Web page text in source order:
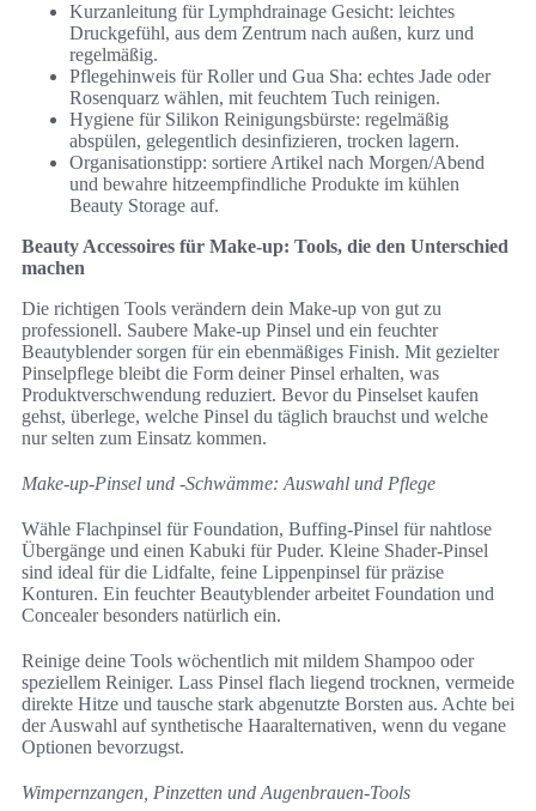
Kurzanleitung für Lymphdrainage Gesicht: leichtes
Druckgefühl, aus dem Zentrum nach außen, kurz und
regelmäßig.
Pflegehinweis für Roller und Gua Sha: echtes Jade oder
Rosenquarz wählen, mit feuchtem Tuch reinigen.
Hygiene für Silikon Reinigungsbürste: regelmäßig
abspülen, gelegentlich desinfizieren, trocken lagern.
Organisationstipp: sortiere Artikel nach Morgen/Abend
und bewahre hitzeempfindliche Produkte im kühlen
Beauty Storage auf.
Beauty Accessoires für Make-up: Tools, die den Unterschied
machen
Die richtigen Tools verändern dein Make-up von gut zu
professionell. Saubere Make-up Pinsel und ein feuchter
Beautyblender sorgen für ein ebenmäßiges Finish. Mit gezielter
Pinselpflege bleibt die Form deiner Pinsel erhalten, was
Produktverschwendung reduziert. Bevor du Pinselset kaufen
gehst, überlege, welche Pinsel du täglich brauchst und welche
nur selten zum Einsatz kommen.
Make-up-Pinsel und -Schwämme: Auswahl und Pflege
Wähle Flachpinsel für Foundation, Buffing-Pinsel für nahtlose
Übergänge und einen Kabuki für Puder. Kleine Shader-Pinsel
sind ideal für die Lidfalte, feine Lippenpinsel für präzise
Konturen. Ein feuchter Beautyblender arbeitet Foundation und
Concealer besonders natürlich ein.
Reinige deine Tools wöchentlich mit mildem Shampoo oder
speziellem Reiniger. Lass Pinsel flach liegend trocknen, vermeide
direkte Hitze und tausche stark abgenutzte Borsten aus. Achte bei
der Auswahl auf synthetische Haaralternativen, wenn du vegane
Optionen bevorzugst.
Wimpernzangen, Pinzetten und Augenbrauen-Tools